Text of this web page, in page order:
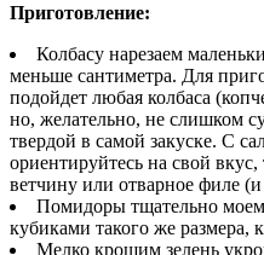
Приготовление:
Колбасу нарезаем
меньше сантиметра. Для
подойдет любая колбаса
но, желательно, не слишком
твердой в самой закуске. С
ориентируйтесь на свой
ветчину или отварное филе (и
Помидоры тщательно
кубиками такого же размера,
Мелко крошим зелень